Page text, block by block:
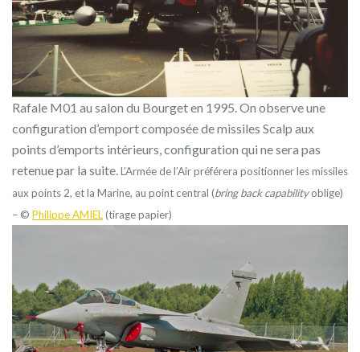
Rafale M01 au salon du Bourget en 1995. On observe une
configuration d’emport composée de missiles Scalp aux
points d’emports intérieurs, configuration qui ne sera pas
retenue par la suite.L’Armée de l’Air préférera positionner les missiles
aux points 2, et la Marine, au point central (bring back capabilityoblige)
– © Philippe AMIEL(tirage papier)